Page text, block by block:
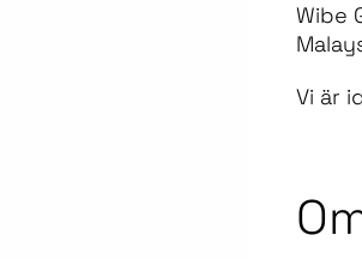
Wibe
Vi är